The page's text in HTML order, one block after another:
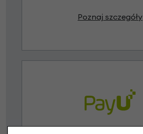
Poznaj szczegóły